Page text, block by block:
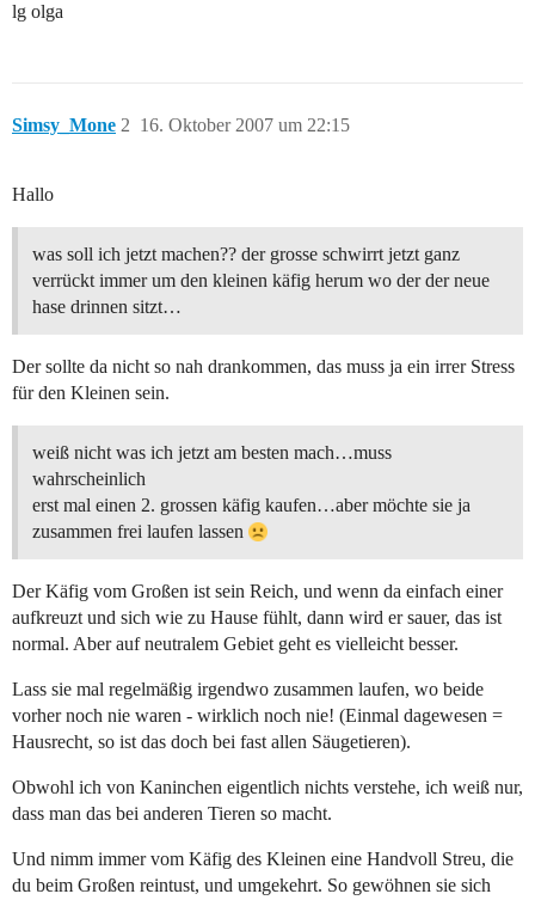
lg olga
Simsy_Mone 16. Oktober 2007 um 22:15
2
Hallo
was soll ich jetzt machen?? der grosse schwirrt jetzt ganz
verrückt immer um den kleinen käfig herum wo der der neue
hase drinnen sitzt…
Der sollte da nicht so nah drankommen, das muss ja ein irrer Stress
für den Kleinen sein.
weiß nicht was ich jetzt am besten mach…muss
wahrscheinlich
erst mal einen 2. grossen käfig kaufen…aber möchte sie ja
zusammen frei laufen lassen
Der Käfig vom Großen ist sein Reich, und wenn da einfach einer
aufkreuzt und sich wie zu Hause fühlt, dann wird er sauer, das ist
normal. Aber auf neutralem Gebiet geht es vielleicht besser.
Lass sie mal regelmäßig irgendwo zusammen laufen, wo beide
vorher noch nie waren - wirklich noch nie! (Einmal dagewesen =
Hausrecht, so ist das doch bei fast allen Säugetieren).
Obwohl ich von Kaninchen eigentlich nichts verstehe, ich weiß nur,
dass man das bei anderen Tieren so macht.
Und nimm immer vom Käfig des Kleinen eine Handvoll Streu, die
du beim Großen reintust, und umgekehrt. So gewöhnen sie sich